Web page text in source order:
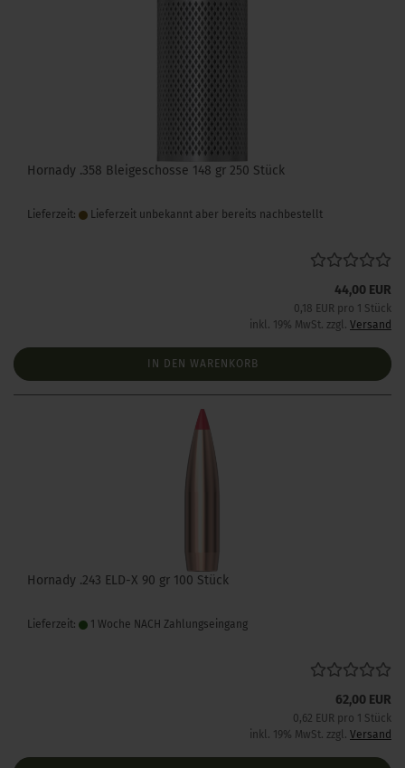
Hornady .358 Bleigeschosse 148 gr 250 Stück
Lieferzeit: Lieferzeit unbekannt aber bereits nachbestellt
44,00 EUR
0,18 EUR pro 1 Stück
inkl. 19% MwSt. zzgl. Versand
IN DEN WARENKORB
Hornady .243 ELD-X 90 gr 100 Stück
Lieferzeit: 1 Woche NACH Zahlungseingang
62,00 EUR
0,62 EUR pro 1 Stück
inkl. 19% MwSt. zzgl. Versand